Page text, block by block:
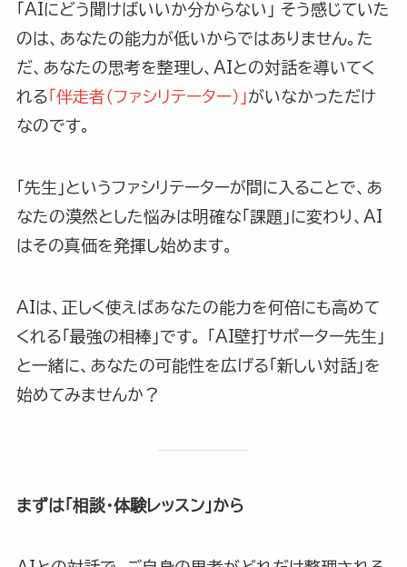
「AIにどう聞けばいいか分からない」 そう感じていた
のは、あなたの能力が低いからではありません。た
だ、あなたの思考を整理し、AIとの対話を導いてく
れる 「伴走者（ファシリテーター）」がいなかっただけ
なのです。
「先生」というファシリテーターが間に入ることで、あ
なたの漠然とした悩みは明確な「課題」に変わり、AI
はその真価を発揮し始めます。
AIは、正しく使えばあなたの能力を何倍にも高めて
くれる「最強の相棒」です。 「AI壁打サポーター先生」
と一緒に、あなたの可能性を広げる「新しい対話」を
始めてみませんか？
まずは「相談・体験レッスン」から